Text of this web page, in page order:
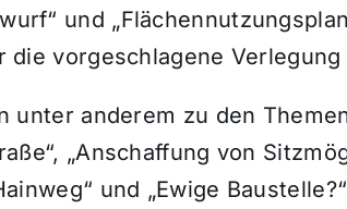
und
die vorgeschlagene Verlegung
unter anderem zu den
„Anschaffung von
und „Ewige